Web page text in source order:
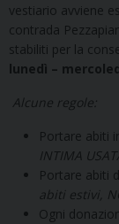
vestiario avviene
contrada
stabiliti per la
lunedì –
Alcune regole:
Portare abiti
INTIMA
Portare abiti
abiti estivi,
Ogni